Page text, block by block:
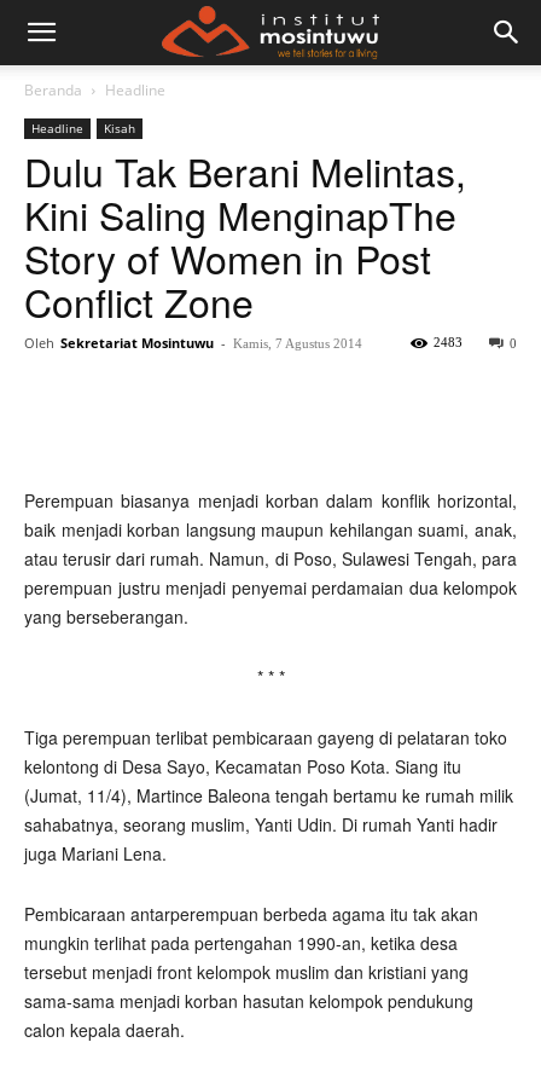
Beranda Headline
Headline Kisah
Dulu Tak Berani Melintas,
Kini Saling MenginapThe
Story of Women in Post
Conflict Zone
Oleh Sekretariat Mosintuwu - Kamis, 7 Agustus 2014 0
2483
Perempuan biasanya menjadi korban dalam konflik horizontal,
baik menjadi korban langsung maupun kehilangan suami, anak,
atau terusir dari rumah. Namun, di Poso, Sulawesi Tengah, para
perempuan justru menjadi penyemai perdamaian dua kelompok
yang berseberangan.
* * *
Tiga perempuan terlibat pembicaraan gayeng di pelataran toko
kelontong di Desa Sayo, Kecamatan Poso Kota. Siang itu
(Jumat, 11/4), Martince Baleona tengah bertamu ke rumah milik
sahabatnya, seorang muslim, Yanti Udin. Di rumah Yanti hadir
juga Mariani Lena.
Pembicaraan antarperempuan berbeda agama itu tak akan
mungkin terlihat pada pertengahan 1990-an, ketika desa
tersebut menjadi front kelompok muslim dan kristiani yang
sama-sama menjadi korban hasutan kelompok pendukung
calon kepala daerah.